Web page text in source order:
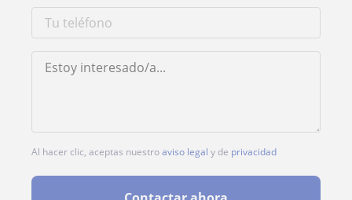
Al hacer clic, aceptas nuestroaviso legal y de privacidad